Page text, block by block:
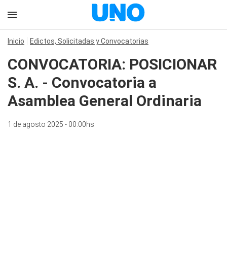
Inicio Edictos, Solicitadas y Convocatorias
CONVOCATORIA: POSICIONAR
S. A. - Convocatoria a
Asamblea General Ordinaria
1 de agosto 2025 - 00:00hs